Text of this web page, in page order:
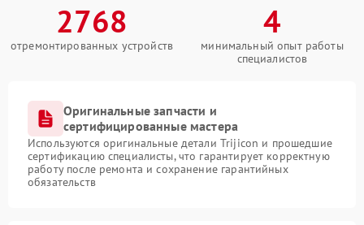
2768
отремонтированных устройств
4
минимальный опыт работы
специалистов
Оригинальные запчасти и
сертифицированные мастера
Используются оригинальные детали Trijicon и прошедшие
сертификацию специалисты, что гарантирует корректную
работу после ремонта и сохранение гарантийных
обязательств